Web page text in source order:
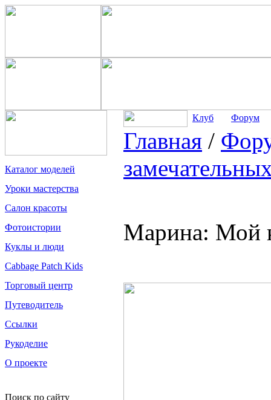
Каталог моделей
Уроки мастерства
Салон красоты
Фотоистории
Куклы и люди
Cabbage Patch Kids
Торговый центр
Путеводитель
Ссылки
Рукоделие
О проекте
Поиск по сайту
Клуб Форум
Главная /
Марина: Мой